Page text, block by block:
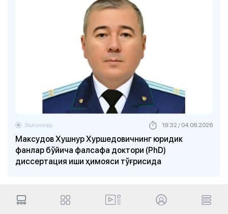
Максудов Хушнур Хуршедовичнинг юридик
фанлар бўйича фалсафа доктори (PhD)
диссертация иши ҳимояси тўғрисида
Эълонлар 19:32 / 04.08.2026